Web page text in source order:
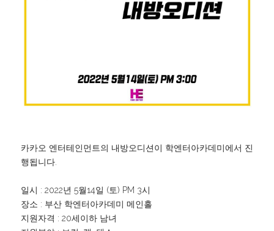
카카오 엔터테인먼트의 내방오디션이 학엔터아카데미에서 진
행됩니다.
일시 : 2022년 5월14일 (토) PM 3시
장소 : 부산 학엔터아카데미 메인홀
지원자격 : 20세이하 남녀